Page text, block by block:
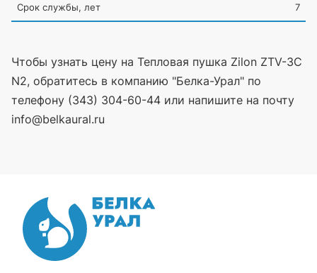
Срок службы, лет 7
Чтобы узнать цену на Тепловая пушка Zilon ZTV-3C
N2, обратитесь в компанию "Белка-Урал" по
телефону (343) 304-60-44 или напишите на почту
info@belkaural.ru